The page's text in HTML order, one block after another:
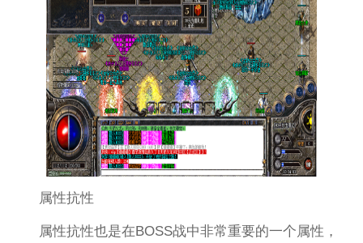
属性抗性
属性抗性也是在BOSS战中非常重要的一个属性，